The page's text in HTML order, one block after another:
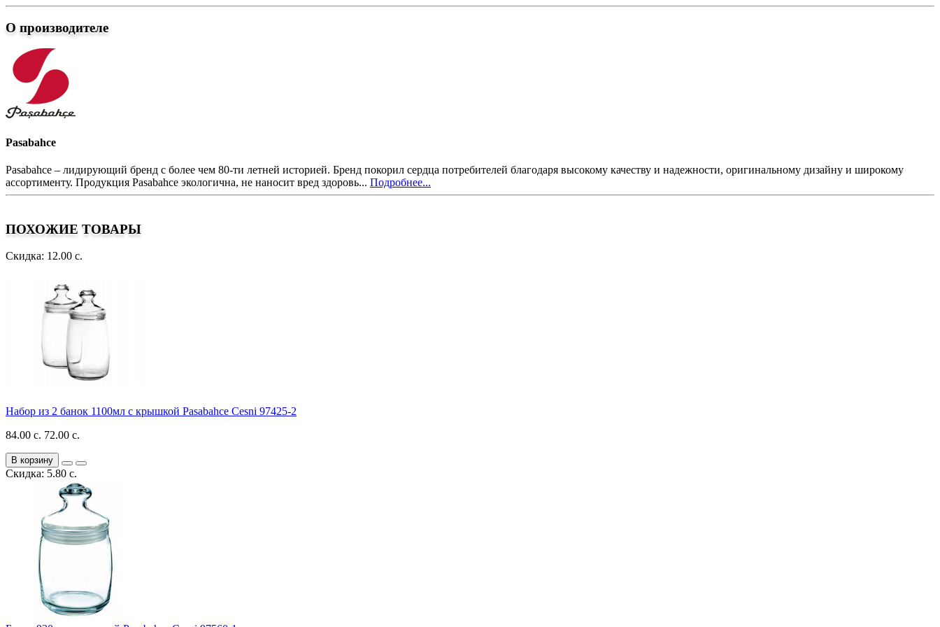
О производителе
Pasabahce
Pasabahce – лидирующий бренд с более чем 80-ти летней историей. Бренд покорил сердца потребителей благодаря высокому качеству и надежности, оригинальному дизайну и широкому
ассортименту. Продукция Pasabahce экологична, не наносит вред здоровь... Подробнее...
ПОХОЖИЕ ТОВАРЫ
Скидка: 12.00 с.
Набор из 2 банок 1100мл с крышкой Pasabahce Cesni 97425-2
84.00 с. 72.00 с.
В корзину
Скидка: 5.80 с.